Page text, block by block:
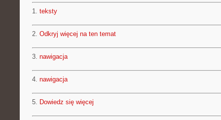
1. teksty
2. Odkryj więcej na ten temat
3. nawigacja
4. nawigacja
5. Dowiedz się więcej